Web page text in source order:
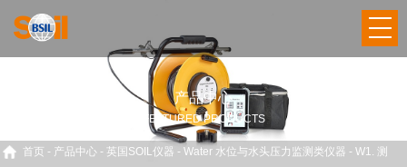
产品中心
FEATURED PRODUCTS
首页 - 产品中心 - 英国SOIL仪器 - Water 水位与水头压力监测类仪器 - W1. 测